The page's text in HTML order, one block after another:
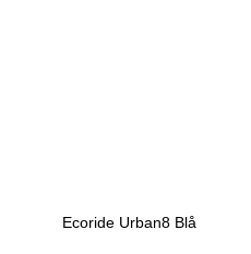
Ecoride Urban8 Blå